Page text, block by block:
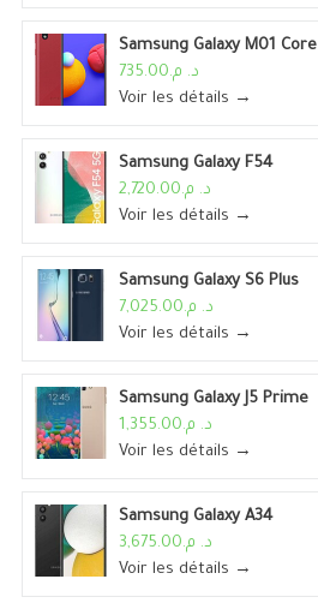
Samsung Galaxy M01 Core
د. م.735.00
Voir les détails →
Samsung Galaxy F54
د. م.2,720.00
Voir les détails →
Samsung Galaxy S6 Plus
د. م.7,025.00
Voir les détails →
Samsung Galaxy J5 Prime
د. م.1,355.00
Voir les détails →
Samsung Galaxy A34
د. م.3,675.00
Voir les détails →